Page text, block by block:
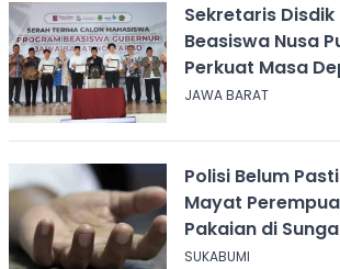
Sekretaris
Beasiswa Nusa
Perkuat Masa
Jawa Barat
JAWA BARAT
Polisi Belum
Mayat
Pakaian di
Cikembar
SUKABUMI